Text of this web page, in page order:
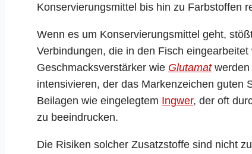
Konservierungsmittel bis hin zu Farbstoffen
Wenn es um Konservierungsmittel geht,
Verbindungen, die in den Fisch
Geschmacksverstärker wie Glutamatwerden
intensivieren, der das Markenzeichen guten
Beilagen wie eingelegtem Ingwer, der oft
zu beeindrucken.
Die Risiken solcher Zusatzstoffe sind nicht